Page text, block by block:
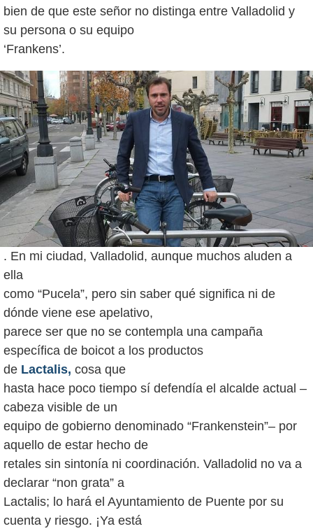
bien de que este señor no distinga entre Valladolid y
su persona o su equipo
. En mi ciudad, Valladolid, aunque muchos aluden a
ella
como “Pucela”, pero sin saber qué significa ni de
dónde viene ese apelativo,
parece ser que no se contempla una campaña
específica de boicot a los productos
de Lactalis, cosa que
hasta hace poco tiempo sí defendía el alcalde actual –
cabeza visible de un
equipo de gobierno denominado “Frankenstein”– por
aquello de estar hecho de
retales sin sintonía ni coordinación. Valladolid no va a
declarar “non grata” a
Lactalis; lo hará el Ayuntamiento de Puente por su
cuenta y riesgo. ¡Ya está